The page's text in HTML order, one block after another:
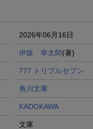
2026年06月16日
伊坂 幸太郎(著)
777 トリプルセブン
角川文庫
KADOKAWA
文庫